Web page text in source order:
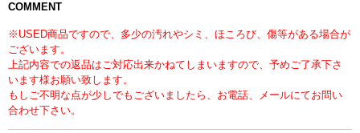
COMMENT
※USED商品ですので、多少の汚れやシミ、ほころび、傷等がある場合が
ございます。
上記内容での返品はご対応出来かねてしまいますので、予めご了承下さ
います様お願い致します。
もしご不明な点が少しでもございましたら、お電話、メールにてお問い
合わせ下さい。